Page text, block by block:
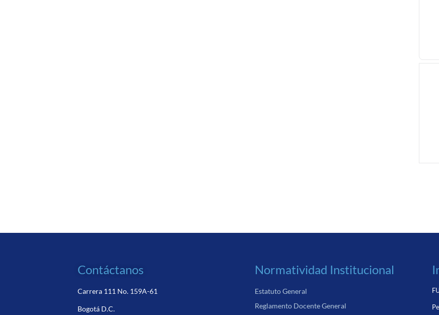
Contáctanos
Carrera 111 No. 159A-61
Bogotá D.C.
Normatividad Institucional
Estatuto General
Reglamento Docente General